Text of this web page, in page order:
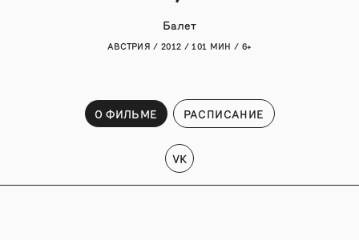
Балет
АВСТРИЯ / 2012 / 101 МИН / 6+
О ФИЛЬМЕ РАСПИСАНИЕ
VK